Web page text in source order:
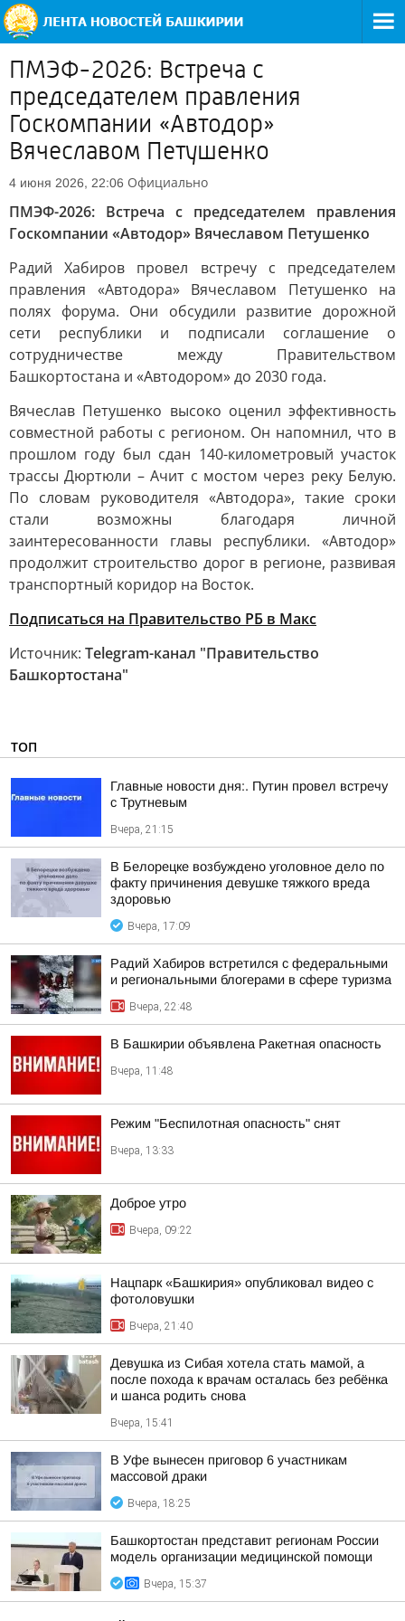
ПМЭФ-2026: Встреча с
председателем правления
Госкомпании «Автодор»
Вячеславом Петушенко
4 июня 2026, 22:06 Официально
ПМЭФ-2026: Встреча с председателем правления
Госкомпании «Автодор» Вячеславом Петушенко
Радий Хабиров провел встречу с председателем
правления «Автодора» Вячеславом Петушенко на
полях форума. Они обсудили развитие дорожной
сети республики и подписали соглашение о
сотрудничестве между Правительством
Башкортостана и «Автодором» до 2030 года.
Вячеслав Петушенко высоко оценил эффективность
совместной работы с регионом. Он напомнил, что в
прошлом году был сдан 140-километровый участок
трассы Дюртюли – Ачит с мостом через реку Белую.
По словам руководителя «Автодора», такие сроки
стали возможны благодаря личной
заинтересованности главы республики. «Автодор»
продолжит строительство дорог в регионе, развивая
транспортный коридор на Восток.
Подписаться на Правительство РБ в Макс
Источник: Telegram-канал "Правительство
Башкортостана"
ТОП
Главные новости дня:. Путин провел встречу
с Трутневым
Вчера, 21:15
В Белорецке возбуждено уголовное дело по
факту причинения девушке тяжкого вреда
здоровью
Вчера, 17:09
Радий Хабиров встретился с федеральными
и региональными блогерами в сфере туризма
Вчера, 22:48
В Башкирии объявлена Ракетная опасность
Вчера, 11:48
Режим "Беспилотная опасность" снят
Вчера, 13:33
Доброе утро
Вчера, 09:22
Нацпарк «Башкирия» опубликовал видео с
фотоловушки
Вчера, 21:40
Девушка из Сибая хотела стать мамой, а
после похода к врачам осталась без ребёнка
и шанса родить снова
Вчера, 15:41
В Уфе вынесен приговор 6 участникам
массовой драки
Вчера, 18:25
Башкортостан представит регионам России
модель организации медицинской помощи
Вчера, 15:37